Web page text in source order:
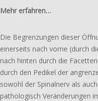
Mehr erfahren…
Die Begrenzungen dieser
einer­seits nach vorne (durch
nach hinten durch die
durch den Pedikel der
sowohl der Spinalnerv als
patho­lo­gisch Veränderungen